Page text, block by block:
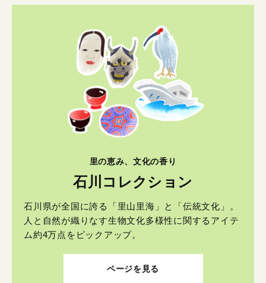
里の恵み、文化の香り
石川コレクション
石川県が全国に誇る「里山里海」と「伝統文化」。
人と自然が織りなす生物文化多様性に関するアイテ
ム約4万点をピックアップ。
ページを見る